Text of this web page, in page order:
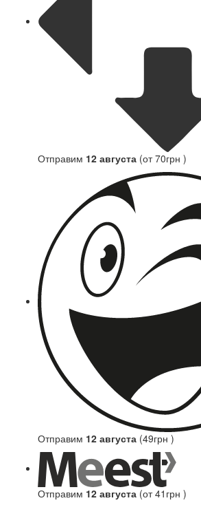
Отправим 12 августа (от 70грн )
Отправим 12 августа (49грн )
Отправим 12 августа (от 41грн )